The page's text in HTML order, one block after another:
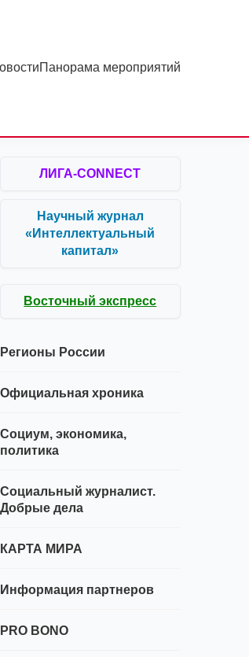
Панорама мероприятий
ЛИГА-CONNECT
Научный журнал
«Интеллектуальный
капитал»
Восточный экспресс
Регионы России
Официальная хроника
Социум, экономика,
политика
Социальный журналист.
Добрые дела
КАРТА МИРА
Информация партнеров
PRO BONO